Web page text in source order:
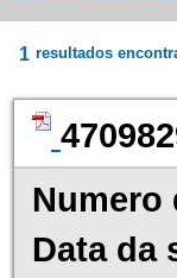
1 resultados
Numero
Data da